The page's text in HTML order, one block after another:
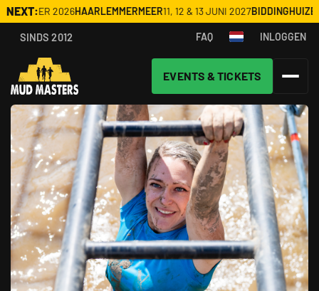
NEXT: 2026HAARLEMMERMEER11, 12 & 13 JUNI 2027BIDDINGHUIZEN
SINDS 2012 FAQ INLOGGEN
EVENTS & TICKETS